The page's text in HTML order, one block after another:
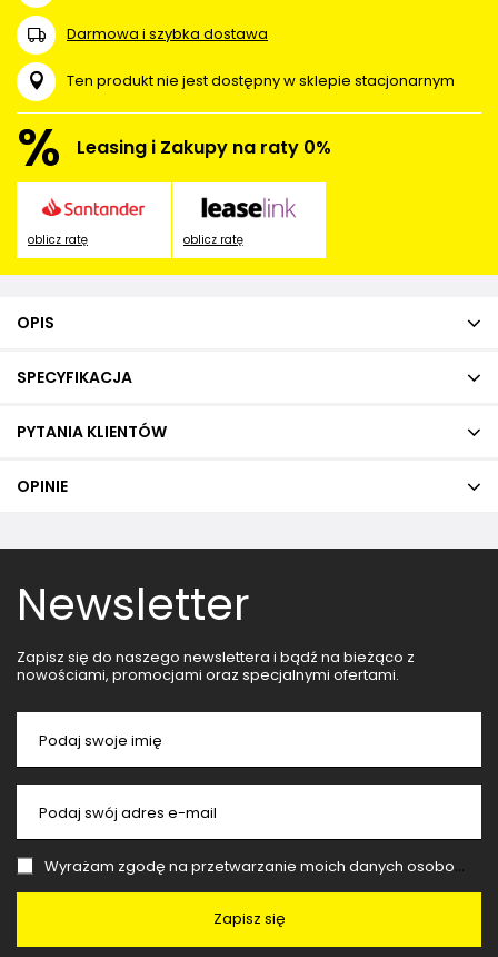
Darmowa i szybka dostawa
Ten produkt nie jest dostępny w sklepie stacjonarnym
% Leasing i Zakupy na raty 0%
oblicz ratę oblicz ratę
OPIS
SPECYFIKACJA
PYTANIA KLIENTÓW
OPINIE
Newsletter
Zapisz się do naszego newslettera i bądź na bieżąco z
nowościami, promocjami oraz specjalnymi ofertami.
Podaj swoje imię
Podaj swój adres e-mail
Wyrażam zgodę na przetwarzanie moich danych osobowych (adres e-mail) na potrzeby wysyłki newslettera z informacją handlową (marketing). Więcej w
Zapisz się